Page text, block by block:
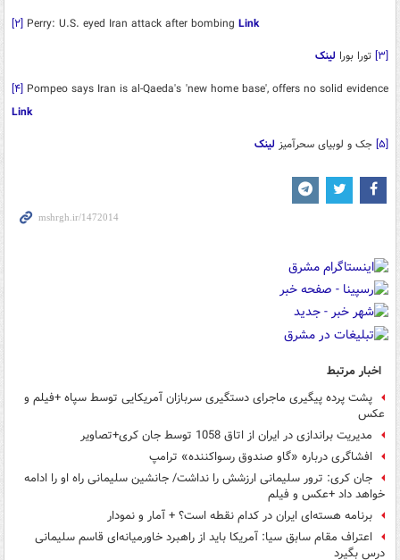
[۲] Perry: U.S. eyed Iran attack after bombing Link
[۳] تورا بورا لینک
[۴] Pompeo says Iran is al-Qaeda's 'new home base', offers no solid evidence
Link
[۵] جک و لوبیای سحرآمیز لینک
اخبار مرتبط
پشت پرده پیگیری ماجرای دستگیری سربازان آمریکایی توسط سپاه +فیلم و
عکس
مدیریت براندازی در ایران از اتاق 1058 توسط جان کری+تصاویر
افشاگری درباره «گاو صندوق رسواکننده» ترامپ
جان کری: ترور سلیمانی ارزشش را نداشت/ جانشین سلیمانی راه او را ادامه
خواهد داد +عکس و فیلم
برنامه هسته‌ای ایران در کدام نقطه است؟ + آمار و نمودار
اعتراف مقام سابق سیا: آمریکا باید از راهبرد خاورمیانه‌ای قاسم سلیمانی
درس بگیرد